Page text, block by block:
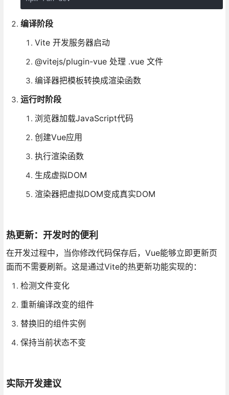
编译阶段
Vite 开发服务器启动
@vitejs/plugin-vue 处理 .vue 文件
编译器把模板转换成渲染函数
运行时阶段
浏览器加载JavaScript代码
创建Vue应用
执行渲染函数
生成虚拟DOM
渲染器把虚拟DOM变成真实DOM
热更新：开发时的便利
在开发过程中，当你修改代码保存后，Vue能够立即更新页
面而不需要刷新。这是通过Vite的热更新功能实现的：
检测文件变化
重新编译改变的组件
替换旧的组件实例
保持当前状态不变
实际开发建议